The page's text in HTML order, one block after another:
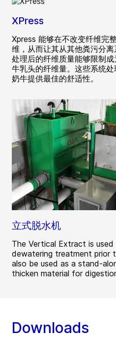
XPress
Xpress 能够在不改变纤维完
维，从而让其从其他粪污分
处理后的纤维质量能够限制
牛乳头的纤维量。这些系统
奶牛提供最佳的舒适性。
立式脱水机
The Vertical Extract is used
dewatering treatment prior
also be used as a stand-
thicken material for
Downloads